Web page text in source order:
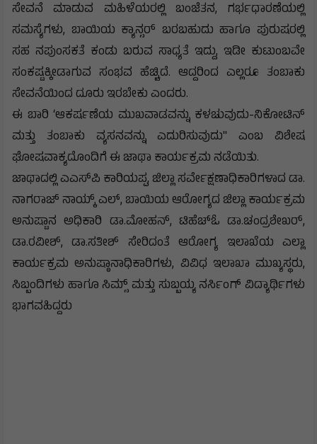
ಸೇವನೆ ಮಾಡುವ ಮಹಿಳೆಯರಲ್ಲಿ ಬಂಜೆತನ, ಗರ್ಭಧಾರಣೆಯಲ್ಲಿ
ಸಮಸ್ಯೆಗಳು, ಬಾಯಿಯ ಕ್ಯಾನ್ಸರ್ ಬರಬಹುದು ಹಾಗೂ ಪುರುಷರಲ್ಲಿ
ಸಹ ನಪುಂಸಕತೆ ಕಂಡು ಬರುವ ಸಾಧ್ಯತೆ ಇದ್ದು, ಇಡೀ ಕುಟುಂಬವೇ
ಸಂಕಷ್ಟಕ್ಕೀಡಾಗುವ ಸಂಭವ ಹೆಚ್ಚಿದೆ. ಆದ್ದರಿಂದ ಎಲ್ಲರೂ ತಂಬಾಕು
ಸೇವನೆಯಿಂದ ದೂರು ಇರಬೇಕು ಎಂದರು.
ಈ ಬಾರಿ ‘ಆಕರ್ಷಣೆಯ ಮುಖವಾಡವನ್ನು ಕಳಚುವುದು-ನಿಕೋಟಿನ್
ಮತ್ತು ತಂಬಾಕು ವ್ಯಸನವನ್ನು ಎದುರಿಸುವುದು" ಎಂಬ ವಿಶೇಷ
ಘೋಷವಾಕ್ಯದೊಂದಿಗೆ ಈ ಜಾಥಾ ಕಾರ್ಯಕ್ರಮ ನಡೆಯಿತು.
ಜಾಥಾದಲ್ಲಿ ಎಎಸ್‌ಪಿ ಕಾರಿಯಪ್ಪ, ಜಿಲ್ಲಾ ಸರ್ವೇಕ್ಷಣಾಧಿಕಾರಿಗಳಾದ ಡಾ.
ನಾಗರಾಜ್ ನಾಯ್ಕ್ ಎಲ್, ಬಾಯಿಯ ಆರೋಗ್ಯದ ಜಿಲ್ಲಾ ಕಾರ್ಯಕ್ರಮ
ಅನುಷ್ಟಾನ ಅಧಿಕಾರಿ ಡಾ.ಮೋಹನ್, ಟಿಹೆಚ್‌ಓ ಡಾ.ಚಂದ್ರಶೇಖರ್,
ಡಾ.ರವೀಶ್, ಡಾ.ಸತೀಶ್ ಸೇರಿದಂತೆ ಆರೋಗ್ಯ ಇಲಾಖೆಯ ಎಲ್ಲಾ
ಕಾರ್ಯಕ್ರಮ ಅನುಷ್ಠಾನಾಧಿಕಾರಿಗಳು, ವಿವಿಧ ಇಲಾಖಾ ಮುಖ್ಯಸ್ಥರು,
ಸಿಬ್ಬಂದಿಗಳು ಹಾಗೂ ಸಿಮ್ಸ್ ಮತ್ತು ಸುಬ್ಬಯ್ಯ ನರ್ಸಿಂಗ್ ವಿದ್ಯಾರ್ಥಿಗಳು
ಭಾಗವಹಿದ್ದರು